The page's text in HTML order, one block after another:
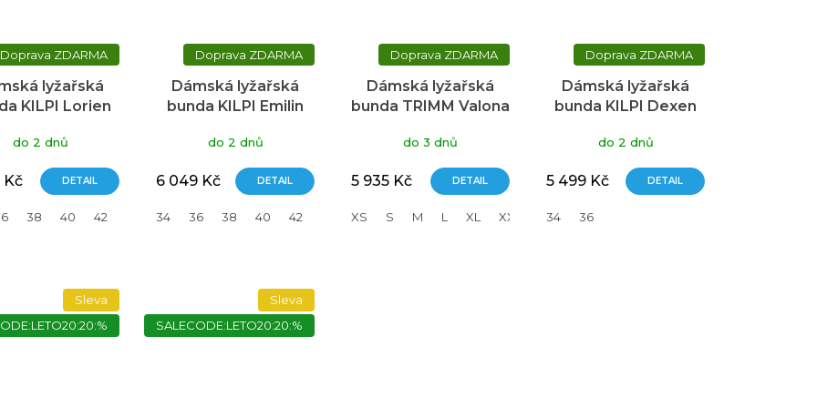
ZDARMA
lyžařská
KILPI Lorien
do 2 dnů
Kč DETAIL
38 40 42 46
ZDARMA
Dámská lyžařská
bunda KILPI Emilin
do 2 dnů
6 049 Kč DETAIL
34 36 38 40 42 46
ZDARMA
Dámská lyžařská
bunda TRIMM Valona
do 3 dnů
5 935 Kč DETAIL
XS S M L XL XXL
ZDARMA
Dámská lyžařská
bunda KILPI Dexen
do 2 dnů
5 499 Kč DETAIL
34 36
Sleva
Sleva
SALECODE:LETO20:20:%